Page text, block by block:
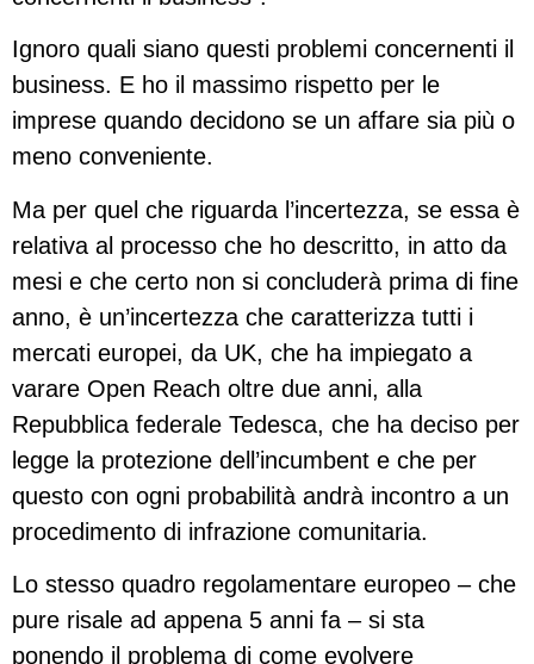
Ignoro quali siano questi problemi concernenti il
business. E ho il massimo rispetto per le
imprese quando decidono se un affare sia più o
meno conveniente.
Ma per quel che riguarda l’incertezza, se essa è
relativa al processo che ho descritto, in atto da
mesi e che certo non si concluderà prima di fine
anno, è un’incertezza che caratterizza tutti i
mercati europei, da UK, che ha impiegato a
varare Open Reach oltre due anni, alla
Repubblica federale Tedesca, che ha deciso per
legge la protezione dell’incumbent e che per
questo con ogni probabilità andrà incontro a un
procedimento di infrazione comunitaria.
Lo stesso quadro regolamentare europeo – che
pure risale ad appena 5 anni fa – si sta
ponendo il problema di come evolvere